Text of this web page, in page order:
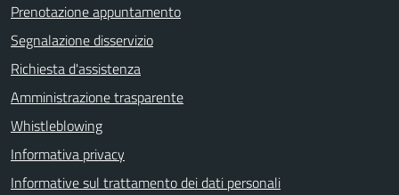
Prenotazione appuntamento
Segnalazione disservizio
Richiesta d'assistenza
Amministrazione trasparente
Whistleblowing
Informativa privacy
Informative sul trattamento dei dati personali